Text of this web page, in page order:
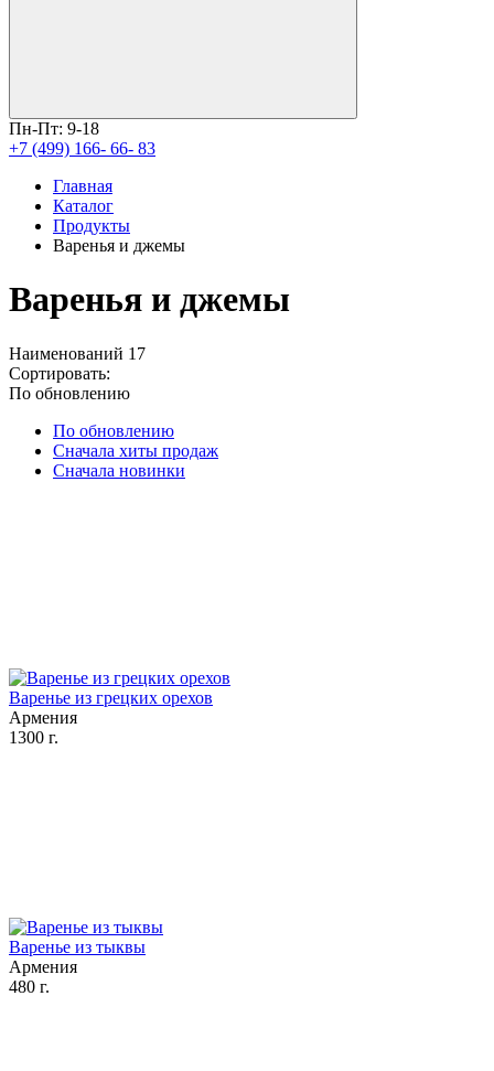
Пн-Пт: 9-18
+7 (499) 166- 66- 83
Главная
Каталог
Продукты
Варенья и джемы
Варенья и джемы
Наименований 17
Сортировать:
По обновлению
По обновлению
Сначала хиты продаж
Сначала новинки
Варенье из грецких орехов
Армения
1300 г.
Варенье из тыквы
Армения
480 г.